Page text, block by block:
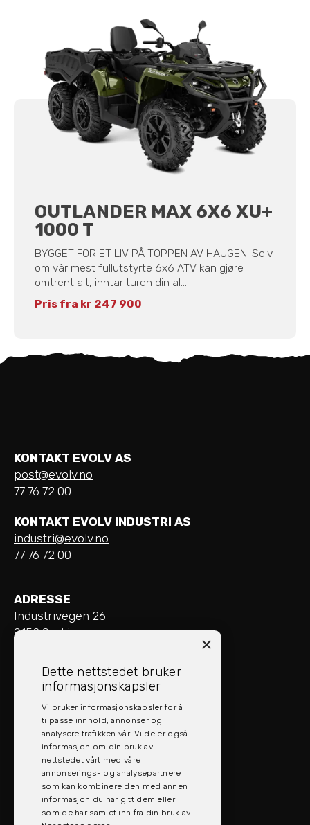
OUTLANDER MAX 6X6 XU+
1000 T
BYGGET FOR ET LIV PÅ TOPPEN AV HAUGEN. Selv
om vår mest fullutstyrte 6x6 ATV kan gjøre
omtrent alt, inntar turen din al...
Pris fra kr 247 900
KONTAKT EVOLV AS
post@evolv.no
77 76 72 00
KONTAKT EVOLV INDUSTRI AS
industri@evolv.no
77 76 72 00
ADRESSE
Industrivegen 26
9152 Sørkjosen
Mandag - Fredag: 08:00 - 16:00
SOCIAL MEDIA
×
Dette nettstedet bruker
informasjonskapsler
Vi bruker informasjonskapsler for å
tilpasse innhold, annonser og
analysere trafikken vår. Vi deler også
informasjon om din bruk av
nettstedet vårt med våre
annonserings- og analysepartnere
som kan kombinere den med annen
informasjon du har gitt dem eller
som de har samlet inn fra din bruk av